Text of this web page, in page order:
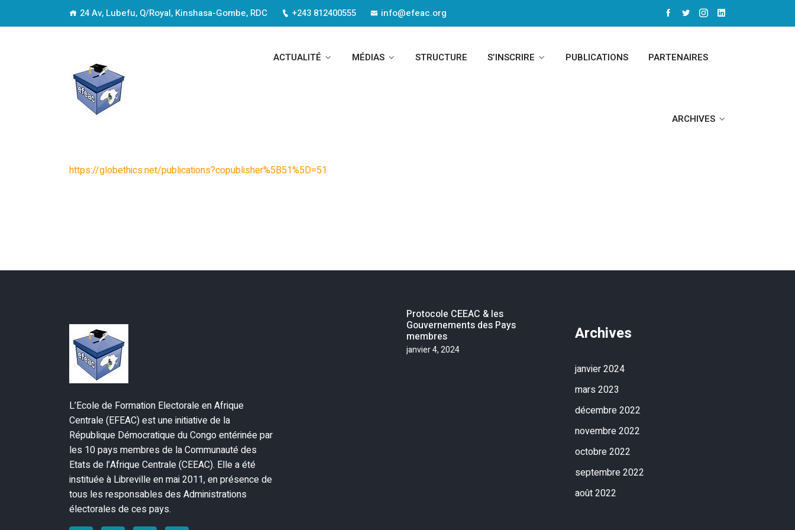
24 Av, Lubefu, Q/Royal, Kinshasa-Gombe, RDC +243 812400555 info@efeac.org
ACTUALITÉ MÉDIAS STRUCTURE S’INSCRIRE PUBLICATIONS PARTENAIRES
ARCHIVES
Cliquez Sur Le Lien
https://globethics.net/publications?copublisher%5B51%5D=51
L’Ecole de Formation Electorale en Afrique
Centrale (EFEAC) est une initiative de la
République Démocratique du Congo entérinée par
les 10 pays membres de la Communauté des
Etats de l’Afrique Centrale (CEEAC). Elle a été
instituée à Libreville en mai 2011, en présence de
tous les responsables des Administrations
électorales de ces pays.
Protocole CEEAC & les
Gouvernements des Pays
membres
janvier 4, 2024
Archives
janvier 2024
mars 2023
décembre 2022
novembre 2022
octobre 2022
septembre 2022
août 2022